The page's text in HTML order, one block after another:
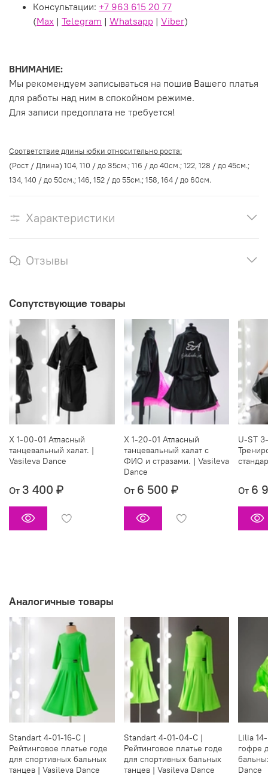
Консультации: +7 963 615 20 77
(Max | Telegram | Whatsapp | Viber)
ВНИМАНИЕ:
Мы рекомендуем записываться на пошив Вашего платья
для работы над ним в спокойном режиме.
Для записи предоплата не требуется!
Соответствие длины юбки относительно роста:
(Рост / Длина) 104, 110 / до 35см.; 116 / до 40см.; 122, 128 / до 45см.;
134, 140 / до 50см.; 146, 152 / до 55см.; 158, 164 / до 60см.
Характеристики
Отзывы
Сопутствующие товары
X 1-00-01 Атласный
танцевальный халат. |
Vasileva Dance
От 3 400 ₽
X 1-20-01 Атласный
танцевальный халат с
ФИО и стразами. | Vasileva
Dance
От 6 500 ₽
U-ST
От 6
Аналогичные товары
Standart 4-01-16-C |
Рейтинговое платье годе
для спортивных бальных
танцев | Vasileva Dance
Standart 4-01-04-C |
Рейтинговое платье годе
для спортивных бальных
танцев | Vasileva Dance
Lilia
гофре
Dance